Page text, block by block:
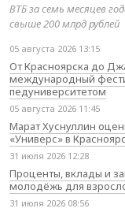
ВТБ за семь месяцев
свыше 200 млрд рублей
05 августа 2026 13:15
От Красноярска до
международный
педуниверситетом
05 августа 2026 11:45
Марат Хуснуллин
«Универс» в
31 июля 2026 12:28
Проценты, вклады и
молодёжь для
31 июля 2026 08:56